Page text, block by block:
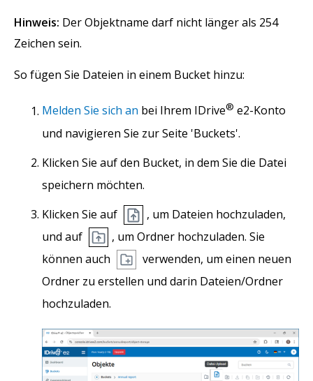
Hinweis: Der Objektname darf nicht länger als 254
Zeichen sein.
So fügen Sie Dateien in einem Bucket hinzu:
Melden Sie sich an bei Ihrem IDrive® e2-Konto
und navigieren Sie zur Seite 'Buckets'.
Klicken Sie auf den Bucket, in dem Sie die Datei
speichern möchten.
Klicken Sie auf
, um Dateien hochzuladen,
und auf
, um Ordner hochzuladen. Sie
können auch
verwenden, um einen neuen
Ordner zu erstellen und darin Dateien/Ordner
hochzuladen.